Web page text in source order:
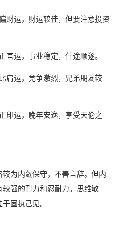
财运，财运较佳，但要注意投资
官运，事业稳定，仕途顺遂。
肩运，竞争激烈，兄弟朋友较
印运，晚年安逸，享受天伦之
为内敛保守，不善言辞。但内
强的耐力和忍耐力。思维敏
固执己见。